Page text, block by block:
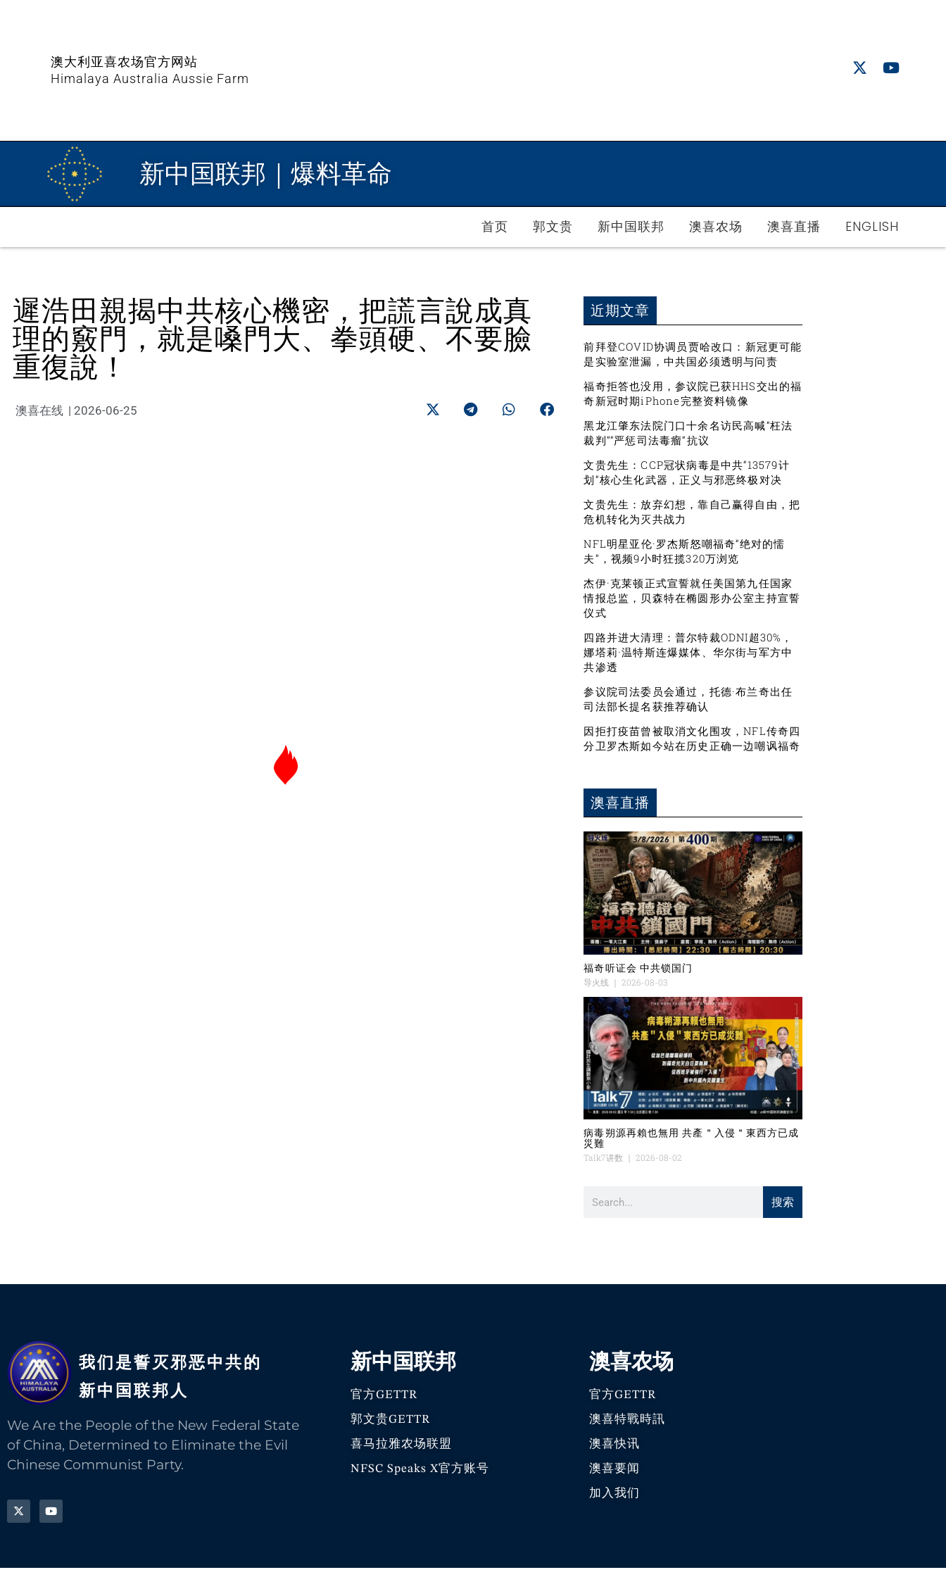
澳大利亚喜农场官方网站
Himalaya Australia Aussie Farm
新中国联邦｜爆料革命
首页 郭文贵 新中国联邦 澳喜农场 澳喜直播 ENGLISH
遲浩田親揭中共核心機密，把謊言說成真
理的竅門，就是嗓門大、拳頭硬、不要臉
重復說！
澳喜在线 | 2026-06-25
近期文章
前拜登COVID协调员贾哈改口：新冠更可能
是实验室泄漏，中共国必须透明与问责
福奇拒答也没用，参议院已获HHS交出的福
奇新冠时期iPhone完整资料镜像
黑龙江肇东法院门口十余名访民高喊“枉法
裁判”“严惩司法毒瘤”抗议
文贵先生：CCP冠状病毒是中共“13579计
划”核心生化武器，正义与邪恶终极对决
文贵先生：放弃幻想，靠自己赢得自由，把
危机转化为灭共战力
NFL明星亚伦·罗杰斯怒嘲福奇“绝对的懦
夫”，视频9小时狂揽320万浏览
杰伊·克莱顿正式宣誓就任美国第九任国家
情报总监，贝森特在椭圆形办公室主持宣誓
仪式
四路并进大清理：普尔特裁ODNI超30%，
娜塔莉·温特斯连爆媒体、华尔街与军方中
共渗透
参议院司法委员会通过，托德·布兰奇出任
司法部长提名获推荐确认
因拒打疫苗曾被取消文化围攻，NFL传奇四
分卫罗杰斯如今站在历史正确一边嘲讽福奇
澳喜直播
福奇听证会 中共锁国门
导火线
2026-08-03
病毒朔源再賴也無用 共產＂入侵＂東西方已成
災難
Talk7讲数
2026-08-02
搜索
我们是誓灭邪恶中共的
新中国联邦人​
We Are the People of the New Federal State
of China, Determined to Eliminate the Evil
Chinese Communist Party.
新中国联邦
官方GETTR
郭文贵GETTR
喜马拉雅农场联盟
NFSC Speaks X官方账号
澳喜农场
官方GETTR
澳喜特戰時訊
澳喜快讯
澳喜要闻
加入我们